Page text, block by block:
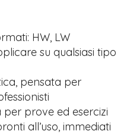
HW, LW
su qualsiasi tipo
pensata per
prove ed esercizi
all’uso, immediati